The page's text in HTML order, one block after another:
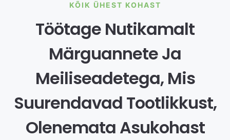
KÕIK ÜHEST KOHAST
Töötage Nutikamalt
Märguannete Ja
Meiliseadetega, Mis
Suurendavad Tootlikkust,
Olenemata Asukohast